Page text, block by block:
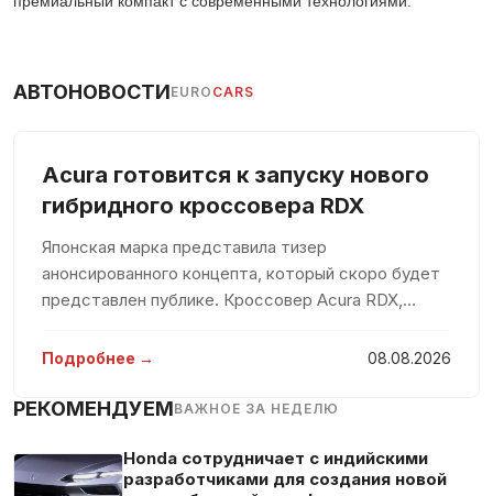
АВТОНОВОСТИEURO CARS
Acura готовится к запуску нового
гибридного кроссовера RDX
Японская марка представила тизер
анонсированного концепта, который скоро будет
представлен публике. Кроссовер Acura RDX,
американский рынок, был выпущен в 2006 году.
2013
Подробнее → 08.08.2026
РЕКОМЕНДУЕМВАЖНОЕ ЗА НЕДЕЛЮ
Honda сотрудничает с индийскими
разработчиками для создания новой